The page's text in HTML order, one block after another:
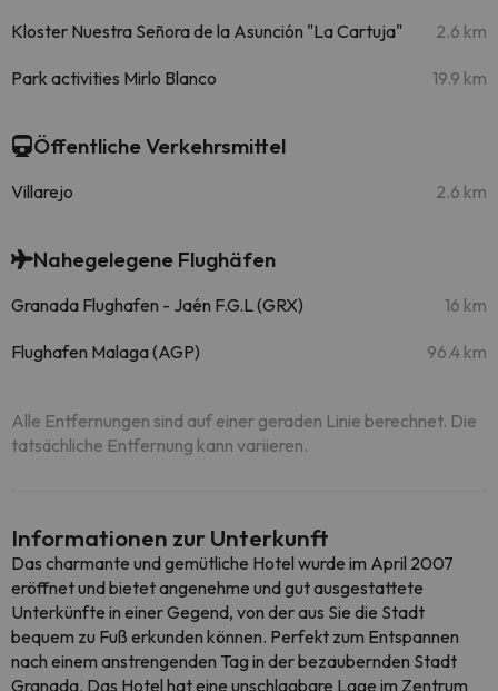
Kloster Nuestra Señora de la Asunción "La Cartuja" 2.6 km
Park activities Mirlo Blanco 19.9 km
Öffentliche Verkehrsmittel
Villarejo 2.6 km
Nahegelegene Flughäfen
Granada Flughafen - Jaén F.G.L (GRX) 16 km
Flughafen Malaga (AGP) 96.4 km
Alle Entfernungen sind auf einer geraden Linie berechnet. Die
tatsächliche Entfernung kann variieren.
Informationen zur Unterkunft
Das charmante und gemütliche Hotel wurde im April 2007
eröffnet und bietet angenehme und gut ausgestattete
Unterkünfte in einer Gegend, von der aus Sie die Stadt
bequem zu Fuß erkunden können. Perfekt zum Entspannen
nach einem anstrengenden Tag in der bezaubernden Stadt
Granada. Das Hotel hat eine unschlagbare Lage im Zentrum